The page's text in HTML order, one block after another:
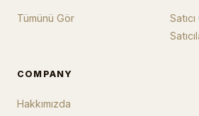
Tümünü Gör
Satıcı
COMPANY
Hakkımızda